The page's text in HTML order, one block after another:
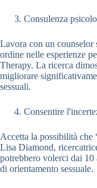
Consulenza
Lavora con un counselor
ordine nelle esperienze
Therapy. La ricerca
migliorare
sessuali.
Consentire
Accetta la possibilità che
Lisa Diamond,
potrebbero volerci dai
di orientamento sessuale.